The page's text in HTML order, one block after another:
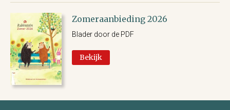
Zomeraanbieding 2026
Blader door de PDF
Bekijk